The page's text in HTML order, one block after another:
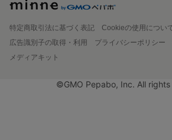
特定商取引法に基づく表記
Cookieの使用につい
広告識別子の取得・利用
プライバシーポリシー
メディアキット
©GMO Pepabo, Inc. All